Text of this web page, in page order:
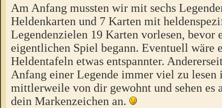
Am Anfang mussten wir mit sechs
Heldenkarten und 7 Karten mit
Legendenzielen 19 Karten vorlesen, bevor
eigentlichen Spiel begann. Eventuell wäre
Heldentafeln etwas entspannter.
Anfang einer Legende immer viel zu lesen
mittlerweile von dir gewohnt und sehen es
dein Markenzeichen an.